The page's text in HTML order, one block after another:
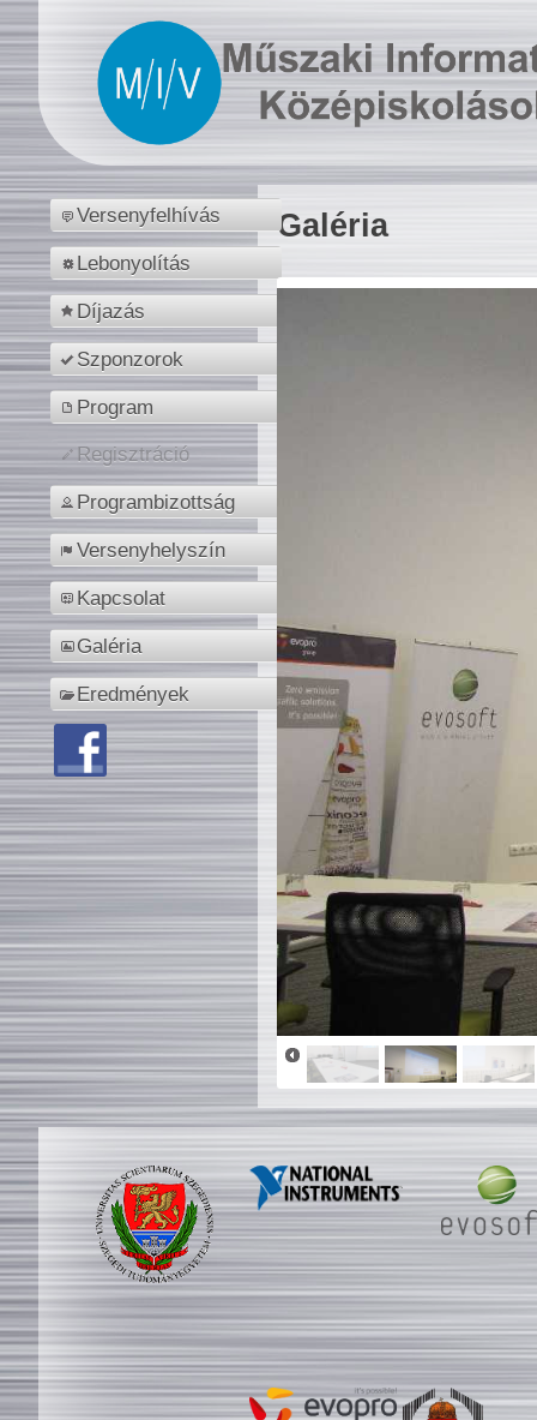
Versenyfelhívás
Lebonyolítás
Díjazás
Szponzorok
Program
Regisztráció
Programbizottság
Versenyhelyszín
Kapcsolat
Galéria
Eredmények
Galéria